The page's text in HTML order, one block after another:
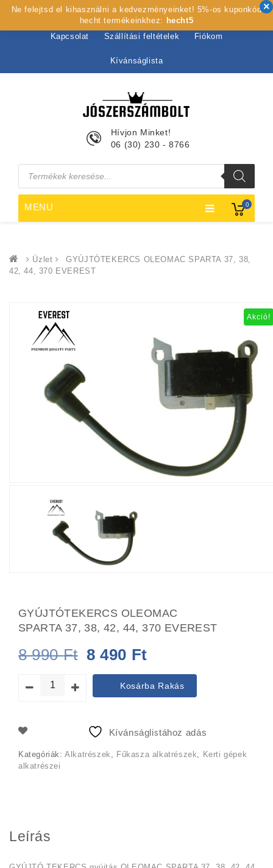
Kezdőlap Rólunk Webshop Szolgáltatások
Kapcsolat Szállítási feltételek Fiókom
Kívánságlista
0
Hívjon Minket!
06 (30) 230 - 8766
Products
search
MENU
Üzlet
GYÚJTÓTEKERCS OLEOMAC SPARTA 37, 38,
42, 44, 370 EVEREST
Akció!
GYÚJTÓTEKERCS OLEOMAC
SPARTA 37, 38, 42, 44, 370 EVEREST
8 990Ft Original
price
was:
8
8 490 Ft
price
is:
Kosárba Rakás
Kívánságlistához adás
Kategóriák:Alkatrészek Fűkasza alkatrészek
Kerti gépek
alkatrészei
Leírás
Ne felejtsd el kihasználni a kedvezményeinket! 5%-os kuponkód
hecht termékeinkhez: hecht5